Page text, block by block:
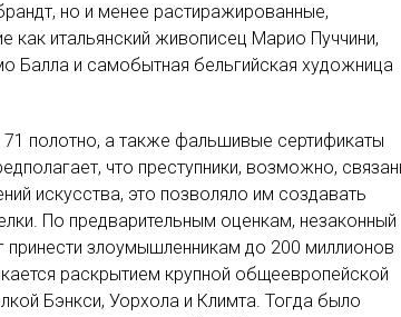
но и менее растиражированные,
как итальянский живописец Марио Пуччини,
Балла и самобытная бельгийская художница
полотно, а также фальшивые сертификаты
что преступники, возможно,
искусства, это позволяло им создавать
По предварительным оценкам, незаконный
злоумышленникам до 200 миллионов
раскрытием крупной общеевропейской
Бэнкси, Уорхола и Климта. Тогда было